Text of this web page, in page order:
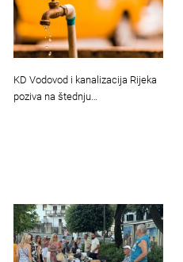
KD Vodovod i kanalizacija Rijeka
poziva na štednju…